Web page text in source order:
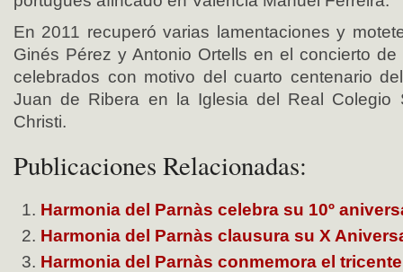
En 2011 recuperó varias lamentaciones y
Ginés Pérez y Antonio Ortells en el concierto
celebrados con motivo del cuarto centenario
Juan de Ribera en la Iglesia del Real Colegio
Christi.
Publicaciones Relacionadas:
Harmonia del Parnàs celebra su 10º
Harmonia del Parnàs clausura su X
Harmonia del Parnàs conmemora el